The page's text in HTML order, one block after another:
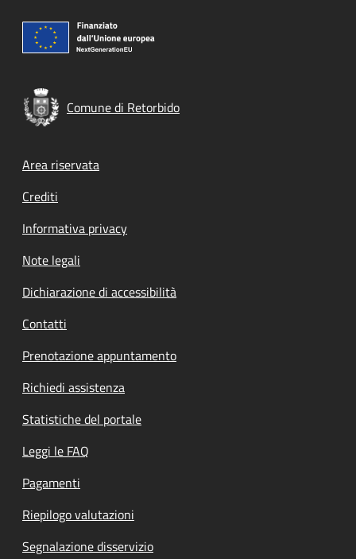
Comune di Retorbido
Footer menu
Area riservata
Crediti
Informativa privacy
Note legali
Dichiarazione di accessibilità
Contatti
Prenotazione appuntamento
Richiedi assistenza
Statistiche del portale
Leggi le FAQ
Pagamenti
Riepilogo valutazioni
Segnalazione disservizio